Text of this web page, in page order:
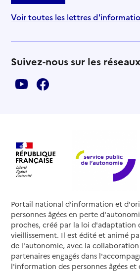
Voir toutes les lettres
Suivez-nous sur les
Portail national d'information et
personnes âgées en perte
proches, créé par la loi d'adaptation
vieillissement. Il est édité et animé
de l'autonomie, avec la
partenaires engagés dans
l'information des personnes âgées et